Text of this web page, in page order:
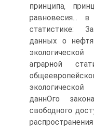
принципа,
равновесия...
статистике:
данных о
аграрной
даннОго
свободного